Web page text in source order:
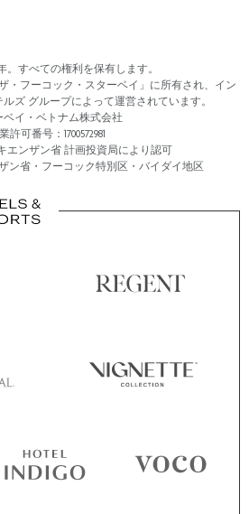
。すべての権利を保有します。
・フーコック・スターベイ」に所有され、イン
ズ グループによって運営されています。
ベイ・ベトナム株式会社
許可番号：1700572981
エンザン省 計画投資局により認可
ン省・フーコック特別区・バイダイ地区